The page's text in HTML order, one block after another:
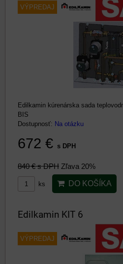
VÝPREDAJ
Edilkamin kúrenárska sada
BIS
Dostupnosť: Na otázku
672 € s DPH
840 €s DPH Zľava 20%
ks DO KOŠÍKA
Edilkamin KIT 6
VÝPREDAJ